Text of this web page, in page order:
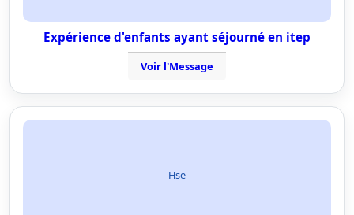
Expérience d'enfants ayant séjourné en itep
Voir l'Message
Hse